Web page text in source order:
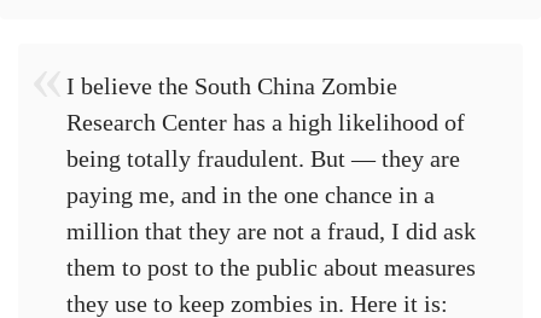
I believe the South China Zombie
Research Center has a high likelihood of
being totally fraudulent. But — they are
paying me, and in the one chance in a
million that they are not a fraud, I did ask
them to post to the public about measures
they use to keep zombies in. Here it is: